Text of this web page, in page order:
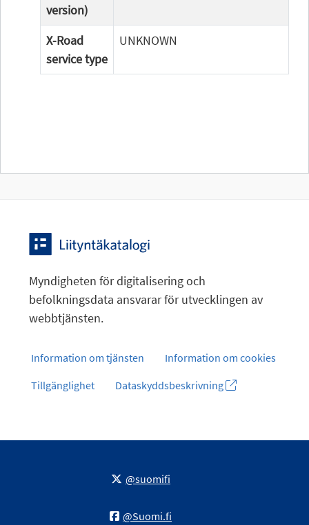
version)
X-Road
service type
UNKNOWN
Myndigheten för digitalisering och
befolkningsdata ansvarar för utvecklingen av
webbtjänsten.
Information om tjänsten
Information om cookies
Tillgänglighet
Dataskyddsbeskrivning
@suomifi
@Suomi.fi